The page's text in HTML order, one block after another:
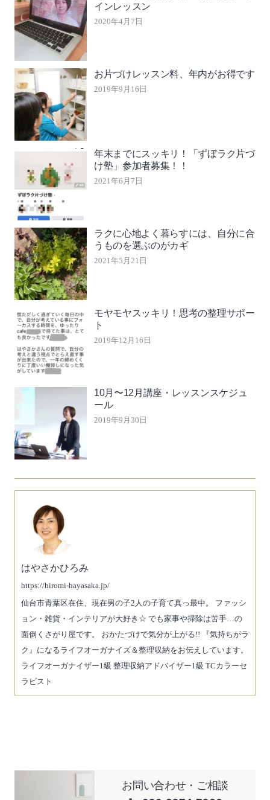
インレッスン
2020年4月7日
お片づけレッスン料、年内がお得です
2019年9月16日
年末までにスッキリ！「ずぼラク片づ
け塾」参加者募集！！
2021年6月7日
ラクに心地よく暮らすには、自分に合
うものを選ぶのがカギ
2021年5月21日
モヤモヤスッキリ！思考の整理サポー
ト
2019年12月16日
10月〜12月講座・レッスンスケジュ
ール
2019年9月30日
はやさかひろみ
https://hiromi-hayasaka.jp/
仙台市青葉区在住、現在男の子2人の子育て真っ最中。 ファッシ
ョン・雑貨・インテリアが大好き☆ でも家事や掃除は苦手…の
面倒くさがり屋です。 おかたづけで気分が上がる!! 『気持ちがラ
ク』になるライフオーガナイズ＆整理収納をお伝えしています。
ライフオーガナイザー1級 整理収納アドバイザー1級 TCカラーセ
ラピスト
お問い合わせ・ご相談